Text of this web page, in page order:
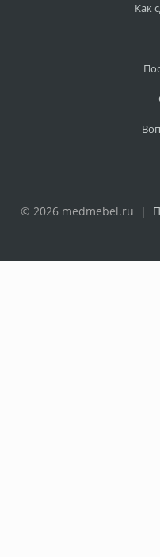
Как
© 2026 medmebel.ru |